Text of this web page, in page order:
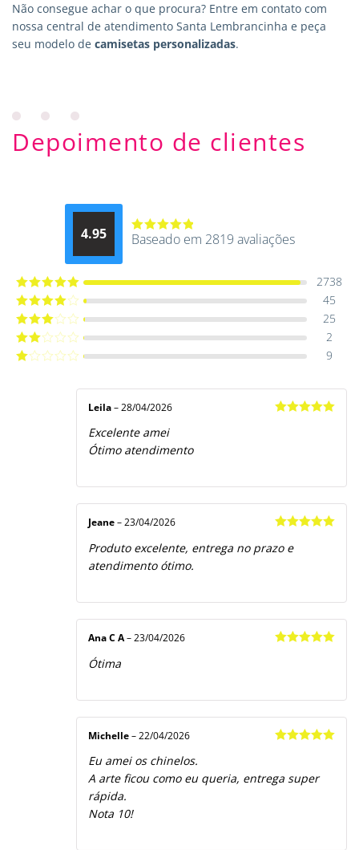
Não consegue achar o que procura? Entre em contato com
nossa central de atendimento Santa Lembrancinha e peça
seu modelo de camisetas personalizadas.
Depoimento de clientes
4.95
Avaliação
Baseado em 2819 avaliações
Avaliação5
de 5
2738
Avaliação
4 de 5
45
Avaliação
3 de 5
25
Avaliação
2 de
2
9
Leila – 28/04/2026
Excelente amei
Ótimo atendimento
de 5
Jeane – 23/04/2026
Produto excelente, entrega no prazo e
atendimento ótimo.
Ana C A – 23/04/2026
Ótima
Michelle – 22/04/2026
Eu amei os chinelos.
A arte ficou como eu queria, entrega super
rápida.
Nota 10!